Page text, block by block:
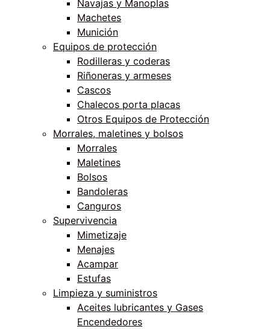
Navajas y Manoplas
Machetes
Munición
Equipos de protección
Rodilleras y coderas
Riñoneras y armeses
Cascos
Chalecos porta placas
Otros Equipos de Protección
Morrales, maletines y bolsos
Morrales
Maletines
Bolsos
Bandoleras
Canguros
Supervivencia
Mimetizaje
Menajes
Acampar
Estufas
Limpieza y suministros
Aceites lubricantes y Gases
Encendedores